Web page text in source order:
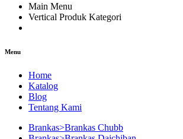
Main Menu
Vertical Produk Kategori
Menu
Home
Katalog
Blog
Tentang Kami
Brankas>Brankas Chubb